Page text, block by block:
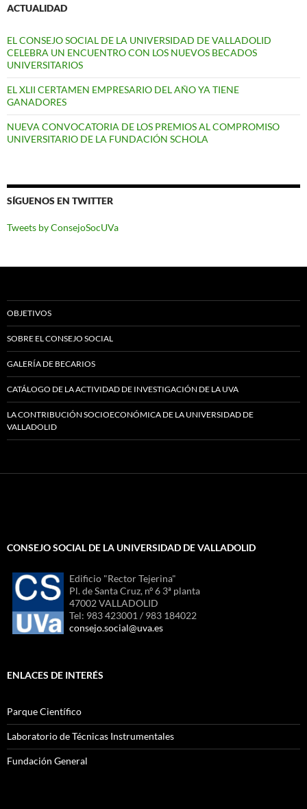
ACTUALIDAD
EL CONSEJO SOCIAL DE LA UNIVERSIDAD DE VALLADOLID
CELEBRA UN ENCUENTRO CON LOS NUEVOS BECADOS
UNIVERSITARIOS
EL XLII CERTAMEN EMPRESARIO DEL AÑO YA TIENE
GANADORES
NUEVA CONVOCATORIA DE LOS PREMIOS AL COMPROMISO
UNIVERSITARIO DE LA FUNDACIÓN SCHOLA
SÍGUENOS EN TWITTER
Tweets by ConsejoSocUVa
OBJETIVOS
SOBRE EL CONSEJO SOCIAL
GALERÍA DE BECARIOS
CATÁLOGO DE LA ACTIVIDAD DE INVESTIGACIÓN DE LA UVA
LA CONTRIBUCIÓN SOCIOECONÓMICA DE LA UNIVERSIDAD DE
VALLADOLID
CONSEJO SOCIAL DE LA UNIVERSIDAD DE VALLADOLID
Edificio "Rector Tejerina"
Pl. de Santa Cruz, nº 6 3ª planta
47002 VALLADOLID
Tel: 983 423001 / 983 184022
consejo.social@uva.es
ENLACES DE INTERÉS
Parque Científico
Laboratorio de Técnicas Instrumentales
Fundación General